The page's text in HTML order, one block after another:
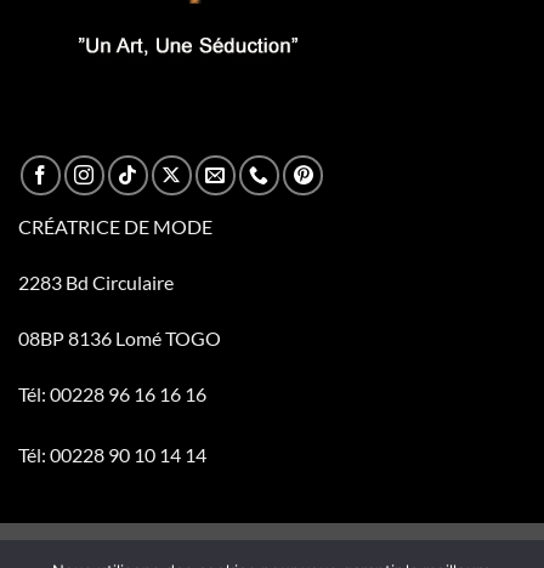
CRÉATRICE DE MODE
2283 Bd Circulaire
08BP 8136 Lomé TOGO
Tél: 00228 96 16 16 16
Tél: 00228 90 10 14 14